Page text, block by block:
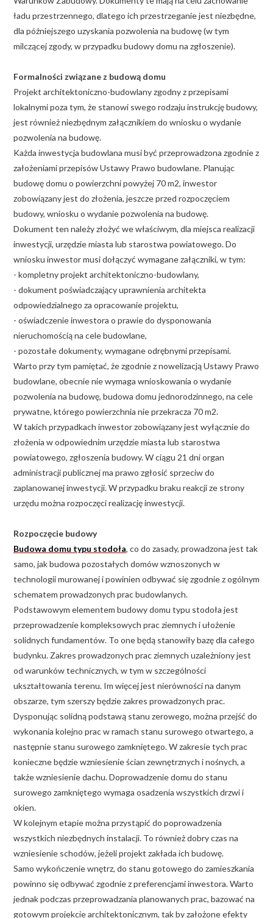
ładu przestrzennego, dlatego ich przestrzeganie jest niezbędne,
dla późniejszego uzyskania pozwolenia na budowę (w tym
milczącej zgody, w przypadku budowy domu na zgłoszenie).
Formalności związane z budową domu
Projekt architektoniczno-budowlany zgodny z przepisami
lokalnymi poza tym, że stanowi swego rodzaju instrukcję budowy,
jest również niezbędnym załącznikiem do wniosku o wydanie
pozwolenia na budowę.
Każda inwestycja budowlana musi być przeprowadzona zgodnie z
założeniami przepisów Ustawy Prawo budowlane. Planując
budowę domu o powierzchni powyżej 70 m2, inwestor
zobowiązany jest do złożenia, jeszcze przed rozpoczęciem
budowy, wniosku o wydanie pozwolenia na budowę.
Dokument ten należy złożyć we właściwym, dla miejsca realizacji
inwestycji, urzędzie miasta lub starostwa powiatowego. Do
wniosku inwestor musi dołączyć wymagane załączniki, w tym:
- kompletny projekt architektoniczno-budowlany,
- dokument poświadczający uprawnienia architekta
odpowiedzialnego za opracowanie projektu,
- oświadczenie inwestora o prawie do dysponowania
nieruchomością na cele budowlane,
- pozostałe dokumenty, wymagane odrębnymi przepisami.
Warto przy tym pamiętać, że zgodnie z nowelizacją Ustawy Prawo
budowlane, obecnie nie wymaga wnioskowania o wydanie
pozwolenia na budowę, budowa domu jednorodzinnego, na cele
prywatne, którego powierzchnia nie przekracza 70 m2.
W takich przypadkach inwestor zobowiązany jest wyłącznie do
złożenia w odpowiednim urzędzie miasta lub starostwa
powiatowego, zgłoszenia budowy. W ciągu 21 dni organ
administracji publicznej ma prawo zgłosić sprzeciw do
zaplanowanej inwestycji. W przypadku braku reakcji ze strony
urzędu można rozpoczęci realizację inwestycji.
Rozpoczęcie budowy
Budowa domu typu stodoła, co do zasady, prowadzona jest tak
samo, jak budowa pozostałych domów wznoszonych w
technologii murowanej i powinien odbywać się zgodnie z ogólnym
schematem prowadzonych prac budowlanych.
Podstawowym elementem budowy domu typu stodoła jest
przeprowadzenie kompleksowych prac ziemnych i ułożenie
solidnych fundamentów. To one będą stanowiły bazę dla całego
budynku. Zakres prowadzonych prac ziemnych uzależniony jest
od warunków technicznych, w tym w szczególności
ukształtowania terenu. Im więcej jest nierówności na danym
obszarze, tym szerszy będzie zakres prowadzonych prac.
Dysponując solidną podstawą stanu zerowego, można przejść do
wykonania kolejno prac w ramach stanu surowego otwartego, a
następnie stanu surowego zamkniętego. W zakresie tych prac
konieczne będzie wzniesienie ścian zewnętrznych i nośnych, a
także wzniesienie dachu. Doprowadzenie domu do stanu
surowego zamkniętego wymaga osadzenia wszystkich drzwi i
okien.
W kolejnym etapie można przystąpić do poprowadzenia
wszystkich niezbędnych instalacji. To również dobry czas na
wzniesienie schodów, jeżeli projekt zakłada ich budowę.
Samo wykończenie wnętrz, do stanu gotowego do zamieszkania
powinno się odbywać zgodnie z preferencjami inwestora. Warto
jednak podczas przeprowadzania planowanych prac, bazować na
gotowym projekcie architektonicznym, tak by założone efekty